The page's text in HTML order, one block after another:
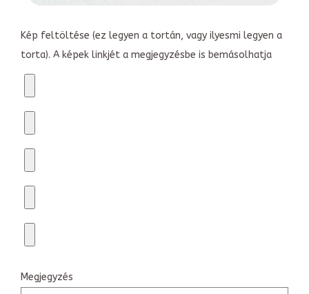
Kép feltöltése (ez legyen a tortán, vagy ilyesmi legyen a
torta). A képek linkjét a megjegyzésbe is bemásolhatja
Megjegyzés